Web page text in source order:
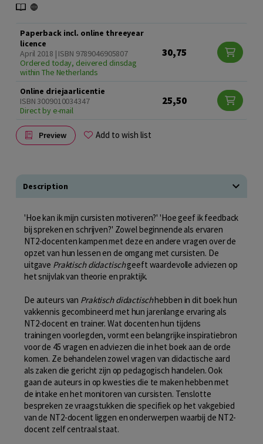
Paperback incl. online threeyear
licence
April 2018 | ISBN 9789046905807
Ordered today, deivered dinsdag
within The Netherlands
30,75
Online driejaarlicentie
ISBN 3009010034347
Direct by e-mail
25,50
Preview Add to wish list
Description
'Hoe kan ik mijn cursisten motiveren?' 'Hoe geef ik feedback
bij spreken en schrijven?' Zowel beginnende als ervaren
NT2-docenten kampen met deze en andere vragen over de
opzet van hun lessen en de omgang met cursisten. De
uitgave Praktisch didactischgeeft waardevolle adviezen op
het snijvlak van theorie en praktijk.
De auteurs van Praktisch didactischhebben in dit boek hun
vakkennis gecombineerd met hun jarenlange ervaring als
NT2-docent en trainer. Wat docenten hun tijdens
trainingen voorlegden, vormt een belangrijke inspiratiebron
voor de 45 vragen en adviezen die in het boek aan de orde
komen. Ze behandelen zowel vragen van didactische aard
als zaken die gericht zijn op pedagogisch handelen. Ook
gaan de auteurs in op kwesties die te maken hebben met
de intake en het monitoren van cursisten. Tenslotte
bespreken ze vraagstukken die specifiek op het vakgebied
van de NT2-docent liggen en onderwerpen waarbij de NT2-
docent zelf centraal staat.